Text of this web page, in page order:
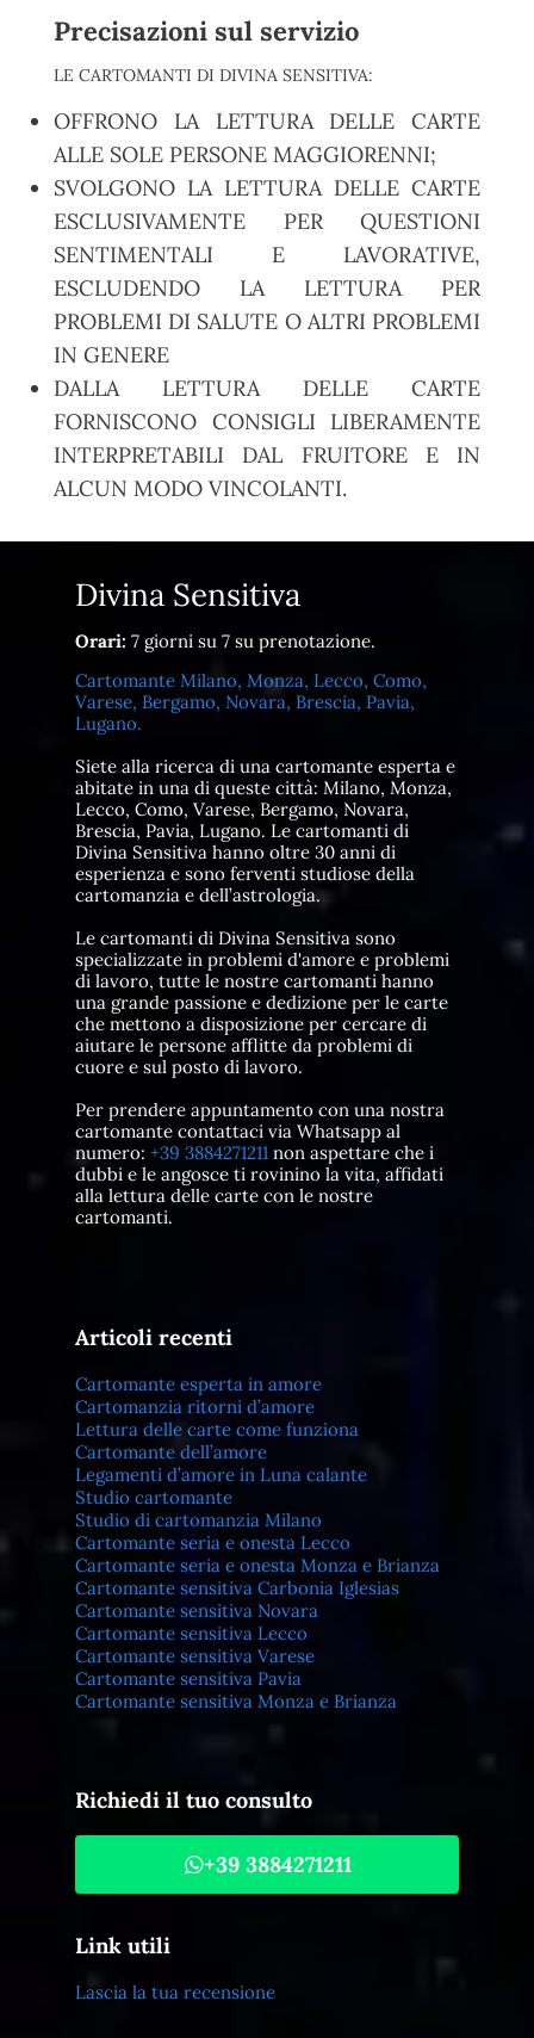
Precisazioni sul servizio
LE CARTOMANTI DI DIVINA SENSITIVA:
OFFRONO LA LETTURA DELLE CARTE
ALLE SOLE PERSONE MAGGIORENNI;
SVOLGONO LA LETTURA DELLE CARTE
ESCLUSIVAMENTE PER QUESTIONI
SENTIMENTALI E LAVORATIVE,
ESCLUDENDO LA LETTURA PER
PROBLEMI DI SALUTE O ALTRI PROBLEMI
IN GENERE
DALLA LETTURA DELLE CARTE
FORNISCONO CONSIGLI LIBERAMENTE
INTERPRETABILI DAL FRUITORE E IN
ALCUN MODO VINCOLANTI.
Divina Sensitiva
Orari: 7 giorni su 7 su prenotazione.
Cartomante Milano, Monza, Lecco, Como,
Varese, Bergamo, Novara, Brescia, Pavia,
Lugano.
Siete alla ricerca di una cartomante esperta e
abitate in una di queste città: Milano, Monza,
Lecco, Como, Varese, Bergamo, Novara,
Brescia, Pavia, Lugano. Le cartomanti di
Divina Sensitiva hanno oltre 30 anni di
esperienza e sono ferventi studiose della
cartomanzia e dell’astrologia.
Le cartomanti di Divina Sensitiva sono
specializzate in problemi d'amore e problemi
di lavoro, tutte le nostre cartomanti hanno
una grande passione e dedizione per le carte
che mettono a disposizione per cercare di
aiutare le persone afflitte da problemi di
cuore e sul posto di lavoro.
Per prendere appuntamento con una nostra
cartomante contattaci via Whatsapp al
numero: +39 3884271211non aspettare che i
dubbi e le angosce ti rovinino la vita, affidati
alla lettura delle carte con le nostre
cartomanti.
Articoli recenti
Cartomante esperta in amore
Cartomanzia ritorni d’amore
Lettura delle carte come funziona
Cartomante dell’amore
Legamenti d’amore in Luna calante
Studio cartomante
Studio di cartomanzia Milano
Cartomante seria e onesta Lecco
Cartomante seria e onesta Monza e Brianza
Cartomante sensitiva Carbonia Iglesias
Cartomante sensitiva Novara
Cartomante sensitiva Lecco
Cartomante sensitiva Varese
Cartomante sensitiva Pavia
Cartomante sensitiva Monza e Brianza
Richiedi il tuo consulto
+39 3884271211
Link utili
Lascia la tua recensione